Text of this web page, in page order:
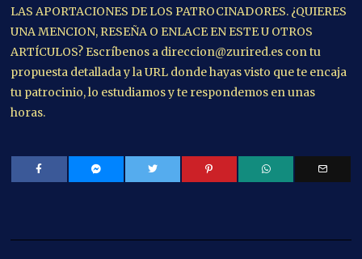
LAS APORTACIONES DE LOS PATROCINADORES. ¿QUIERES
UNA MENCION, RESEÑA O ENLACE EN ESTE U OTROS
ARTÍCULOS? Escríbenos a direccion@zurired.es con tu
propuesta detallada y la URL donde hayas visto que te encaja
tu patrocinio, lo estudiamos y te respondemos en unas
horas.